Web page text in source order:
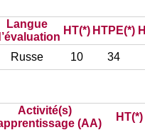
Langue
HT(*) HTPE(*)
Russe 10 34
Activité(s)
(AA)
HT(*)